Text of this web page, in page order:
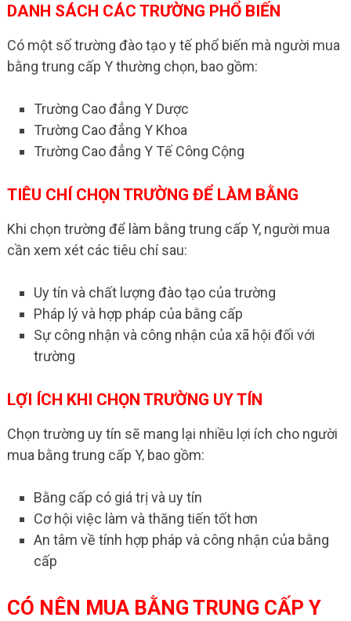
DANH SÁCH CÁC TRƯỜNG PHỔ BIẾN
Có một số trường đào tạo y tế phổ biến mà người mua
bằng trung cấp Y thường chọn, bao gồm:
Trường Cao đẳng Y Dược
Trường Cao đẳng Y Khoa
Trường Cao đẳng Y Tế Công Cộng
TIÊU CHÍ CHỌN TRƯỜNG ĐỂ LÀM BẰNG
Khi chọn trường để làm bằng trung cấp Y, người mua
cần xem xét các tiêu chí sau:
Uy tín và chất lượng đào tạo của trường
Pháp lý và hợp pháp của bằng cấp
Sự công nhận và công nhận của xã hội đối với
trường
LỢI ÍCH KHI CHỌN TRƯỜNG UY TÍN
Chọn trường uy tín sẽ mang lại nhiều lợi ích cho người
mua bằng trung cấp Y, bao gồm:
Bằng cấp có giá trị và uy tín
Cơ hội việc làm và thăng tiến tốt hơn
An tâm về tính hợp pháp và công nhận của bằng
cấp
CÓ NÊN MUA BẰNG TRUNG CẤP Y